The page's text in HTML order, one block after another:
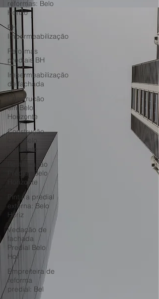
reformas: Belo
Horizo
BH
Impermeabilização
Reformas
prediais BH
Impermeabilização
de fachada
Construção
em Belo
Horizonte
Construção
civil: Belo
Horizonte
Restauração
Predial: Belo
Horizonte
Pintura predial
externa: Belo
Horiz
Vedação de
fachada
Predial Belo
Hor
Empreiteira de
reforma
predial: Bel